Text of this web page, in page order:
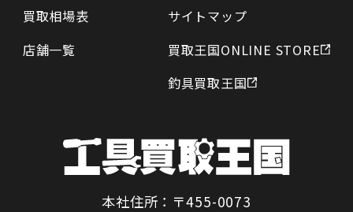
買取相場表
店舗一覧
サイトマップ
買取王国ONLINE STORE
釣具買取王国
本社住所：〒455-0073